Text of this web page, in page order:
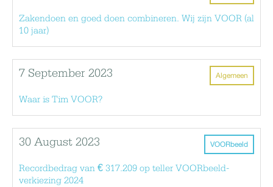
Zakendoen en goed doen combineren. Wij zijn VOOR (al
10 jaar)
Algemeen
7 September 2023
Waar is Tim VOOR?
VOORbeeld
30 August 2023
Recordbedrag van € 317.209 op teller VOORbeeld-
verkiezing 2024